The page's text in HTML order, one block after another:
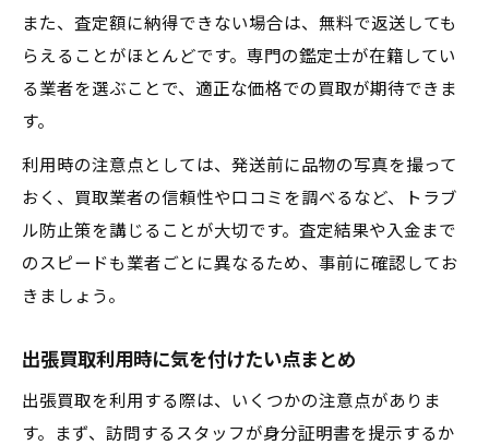
また、査定額に納得できない場合は、無料で返送しても
らえることがほとんどです。専門の鑑定士が在籍してい
る業者を選ぶことで、適正な価格での買取が期待できま
す。
利用時の注意点としては、発送前に品物の写真を撮って
おく、買取業者の信頼性や口コミを調べるなど、トラブ
ル防止策を講じることが大切です。査定結果や入金まで
のスピードも業者ごとに異なるため、事前に確認してお
きましょう。
出張買取利用時に気を付けたい点まとめ
出張買取を利用する際は、いくつかの注意点がありま
す。まず、訪問するスタッフが身分証明書を提示するか